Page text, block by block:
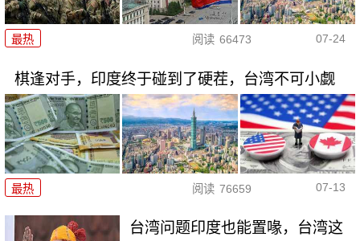
最热 阅读 66473 07-24
棋逢对手，印度终于碰到了硬茬，台湾不可小觑
最热 阅读 76659 07-13
台湾问题印度也能置喙，台湾这